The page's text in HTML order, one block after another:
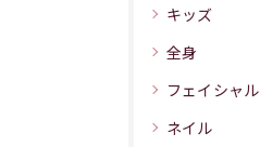
キッズ
全身
フェイシャル
ネイル